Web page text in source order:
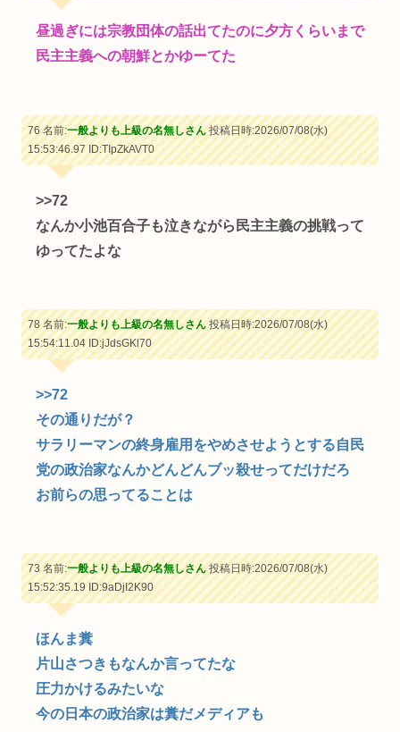
昼過ぎには宗教団体の話出てたのに夕方くらいまで
民主主義への朝鮮とかゆーてた
76 名前:一般よりも上級の名無しさん投稿日時:2026/07/08(水)
15:53:46.97ID:TIpZkAVT0
>>72
なんか小池百合子も泣きながら民主主義の挑戦って
ゆってたよな
78 名前:一般よりも上級の名無しさん投稿日時:2026/07/08(水)
15:54:11.04ID:jJdsGKl70
>>72
その通りだが？
サラリーマンの終身雇用をやめさせようとする自民
党の政治家なんかどんどんブッ殺せってだけだろ
お前らの思ってることは
73 名前:一般よりも上級の名無しさん投稿日時:2026/07/08(水)
15:52:35.19ID:9aDjI2K90
ほんま糞
片山さつきもなんか言ってたな
圧力かけるみたいな
今の日本の政治家は糞だメディアも